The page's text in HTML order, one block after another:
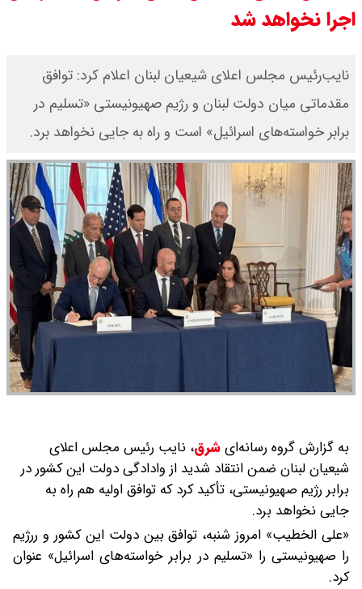
قیمت طلا ۱۸ عیار امروز جمعه ۱۶ مرداد
۱۴۰۵ اعلام شد/ طلا بر مدار صعود
قیمت نفت امروز جمعه ۱۶ مرداد ۱۴۰۵
/ نفت صعودی شد + جدول
اجرا نخواهد شد
نایب‌رئیس مجلس اعلای شیعیان لبنان اعلام کرد: توافق
مقدماتی میان دولت لبنان و رژیم صهیونیستی «تسلیم در
برابر خواسته‌های اسرائیل» است و راه به جایی نخواهد برد.
به گزارش گروه رسانه‌ایشرق، نایب رئیس مجلس اعلای
شیعیان لبنان ضمن انتقاد شدید از وادادگی دولت این کشور در
برابر رژیم صهیونیستی، تأکید کرد که توافق اولیه هم راه به
جایی نخواهد برد.
«علی الخطیب» امروز شنبه، توافق بین دولت این کشور و ررژیم
را صهیونیستی را «تسلیم در برابر خواسته‌های اسرائیل» عنوان
کرد.